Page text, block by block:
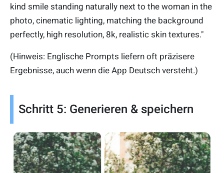
kind smile standing naturally next to the woman in the
photo, cinematic lighting, matching the background
perfectly, high resolution, 8k, realistic skin textures."
(Hinweis: Englische Prompts liefern oft präzisere
Ergebnisse, auch wenn die App Deutsch versteht.)
Schritt 5: Generieren & speichern